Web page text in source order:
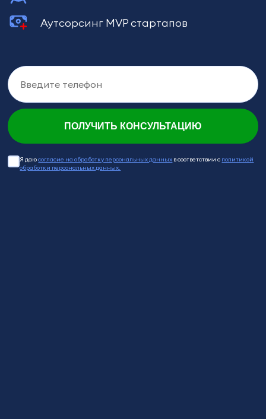
Аутсорсинг MVP стартапов
ПОЛУЧИТЬ КОНСУЛЬТАЦИЮ
Я даюсогласие на обработку персональных данных в соответствии с политикой
обработки персональных данных.